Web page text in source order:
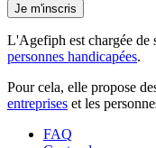
Je m'inscris
L'Agefiph est chargée de
personnes handicapées.
Pour cela, elle propose
entreprises et les
FAQ